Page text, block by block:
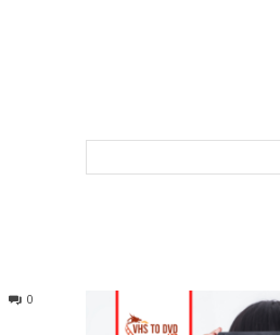
0